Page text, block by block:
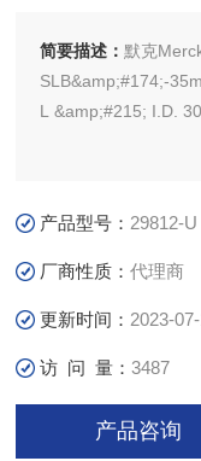
简要描述：默克
SLB&amp;#174;-
L &amp;#215; I.D.
产品型号： 29812-U
厂商性质：代理商
更新时间： 2023-
访 问 量：3487
产品咨询